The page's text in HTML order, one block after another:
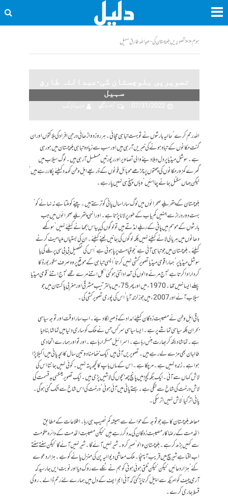
ہوم<<تصویریں بلوچستان کی-عبداللہ طارق سہیل
تصویریں بلوچستان کی-عبداللہ طارق
سہیل
07/31/2022
تبصرہ لکھیے ویب ڈیسک
اللہ رحم کرے‘ حالیہ بارشوں نے تو بہت تباہی مچائی۔ ہر روز دو اڑھائی درجن افراد کی ہلاکتوں اور ان
گنت مکانوں کے تباہ ہونے کی خبریں آرہی ہیں اور سب سے زیادہ تباہی بلوچستان میں ہو رہی
ہے۔ سوشل میڈیا پر دل دہلا دینے والی تصاویر اور رپورٹیں مسلسل آرہی ہیں۔ لوگ سیلاب میں
گھرے کمزور مکانوں کی چھتوں پر چڑھے موبائل فونوں کے ذریعے اہل وطن کو مدد کیلئے پکار رہے ہیں‘
لیکن جہاں سگنل جانے چاہئیں‘ وہاں پہنچ ہی نہیں پا رہے۔
بلوچستان کے پتھریلے صحرائوں میں لوگ سارا سال پانی کو ترستے ہیں۔ پینے کو ملتا ہے نہ نہانے کو‘
بہت دور دراز سے جنہیں کم یاب کے طورپر لانا پڑتا ہے۔ اور انہی پتھریلے صحرائوں میں جب
بارشوں کے موسم میں پانی کے ریلے امڈتے ہیں تو لوگوں کی پیاس بجھانے کیلئے نہیں‘ سوکھے
دھانوں میں ہریالی لانے کیلئے نہیں بلکہ لوگوں کی جانیں لینے کیلئے۔ ان کی بستیاں ملیا میٹ کرنے
کیلئے۔ بلوچستان میں جو تباہی آئی ہے‘ جو قیامت پرپا ہوئی ہے‘ اس کی تفصیل بی بی سی پر ملے گی یا
سوشل میڈیا پر‘ ہمارا قومی میڈیا تصویر کشی نہیں کرتا‘ ایسی تباہی کے موقع پر وہ صرف سکور بورڈ کا
کردار ادا کرتا ہے‘ آ ج مرنے والوں کی تعداد اتنی ہو گئی‘ کل اتنے مرے تھے‘ آج اتنے‘ قومی میڈیا
پہلے ایسا نہیں تھا۔ 1970ء میں اور پھر 75ء میں بالترتیب مشرقی اور مغربی پاکستان میں جو
سیلاب آئے اور 2007ء میں جو زلزلہ آٰیا‘ اس کی پوری تصویر کشی کی۔
باقی اہل وطن نے مصیبت زدگان کیلئے امداد کے ڈھیر لگا دیئے۔ اب سارا وقت اور توجہ سیاسی
بحران بلکہ سیاسی تماشے پر ہے۔ ایسا سیاسی سرکس جس نے ملک کو ساری دنیا میں تماشا بنا دیا
ہے۔ تماشا دیکھ کر بھارت ہنس رہا ہے۔ اسرائیل مسکرا رہا ہے۔ اور تو اور ہمارے اتحادی
طالبان بھی مزے لے رہے ہیں۔ تصویریں آئی ہیں‘ ایک ننھا منا دو تین سال کا بچہ پانی میں اکیلا پڑا
ہوا ہے۔ زندہ نہیں ہے۔ مر چکا ہے۔ اس کے ماں باپ کا کچھ پتہ نہیں۔کوئی نہیں جانتا اس کی
لاش کہاں سے آ ئی۔ ایک جگہ کیچڑ میں پانچ چھ بچوں کی لاشیں پڑی ہیں۔ ایک تصویر میںکسی بدقسمت کی
لاش درخت کی شاخ سے لٹکی ہے۔ بہتے پانی میں آئی ہوئی‘ درخت کی اس شاخ سے اٹک گئی ہوگی۔
پانی اتر گیا‘ لاش نہیں اترسکی۔
معاملہ بلوچستان کا ہے جو توجہ کے حوالے سے ہمیشہ کم نصیب ہی رہا۔ اطلاعات کے مطابق
الخدمت کے رضاکار مصیبت زدگان کی مدد کر رہے ہیں‘ لیکن مصیبت الخدمت کے دائرہ حکومت
سے کہیں بڑھ کر ہے۔ بلوچستان والو‘ صبر کرو۔ شیر نہیں آئے گا۔ شیر نہیں آئے گا‘ لیکن سنتے سنتے
اب لگتا ہے شیر سچ میں قریب آپہنچا۔ ملک معاشی دیوالیہ پن کی منزل پانے کو ہے۔ ہزار دعوے
کئے‘ ہزار دعائیں‘ لیکن‘ لیکن ٹلتی ہوئی ہونی کو ہم نے ٹنلے سے روک دیا اور نوبت ایں جارسید کہ
آرمی چیف کو امریکہ سے اپیل کرنا پڑ گئی کہ آئی ایم ایف کے دل میں ہمارے لئے رحم ڈالے۔ روکی
قسط جاری کرے۔